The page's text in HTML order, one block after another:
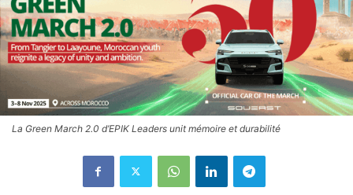
La Green March 2.0 d’EPIK Leaders unit mémoire et durabilité